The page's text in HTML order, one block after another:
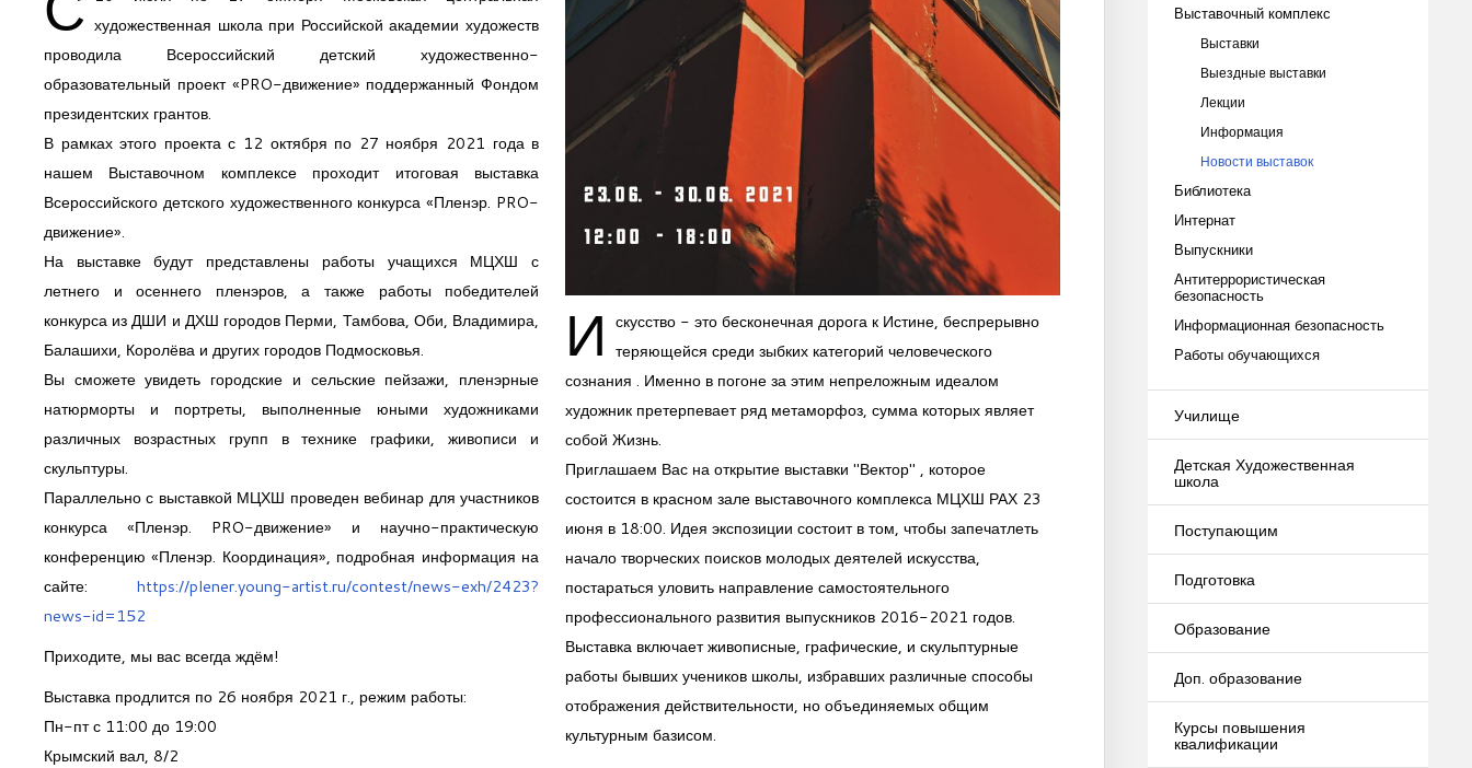
художественная школа при Российской академии художеств
проводила Всероссийский детский художественно-
образовательный проект «PRO-движение» поддержанный Фондом
президентских грантов.
В рамках этого проекта с 12 октября по 27 ноября 2021 года в
нашем Выставочном комплексе проходит итоговая выставка
Всероссийского детского художественного конкурса «Пленэр. PRO-
движение».
На выставке будут представлены работы учащихся МЦХШ с
летнего и осеннего пленэров, а также работы победителей
конкурса из ДШИ и ДХШ городов Перми, Тамбова, Оби, Владимира,
Балашихи, Королёва и других городов Подмосковья.
Вы сможете увидеть городские и сельские пейзажи, пленэрные
натюрморты и портреты, выполненные юными художниками
различных возрастных групп в технике графики, живописи и
скульптуры.
Параллельно с выставкой МЦХШ проведен вебинар для участников
конкурса «Пленэр. PRO-движение» и научно-практическую
конференцию «Пленэр. Координация», подробная информация на
сайте:https://plener.young-artist.ru/contest/news-exh/2423?
news-id=152
Приходите, мы вас всегда ждём!
Выставка продлится по 26 ноября 2021 г., режим работы:
Пн-пт с 11:00 до 19:00
Крымский вал, 8/2
И скусство - это бесконечная дорога к Истине, беспрерывно
теряющейся среди зыбких категорий человеческого
сознания . Именно в погоне за этим непреложным идеалом
художник претерпевает ряд метаморфоз, сумма которых являет
собой Жизнь.
Приглашаем Вас на открытие выставки "Вектор" , которое
состоится в красном зале выставочного комплекса МЦХШ РАХ 23
июня в 18:00. Идея экспозиции состоит в том, чтобы запечатлеть
начало творческих поисков молодых деятелей искусства,
постараться уловить направление самостоятельного
профессионального развития выпускников 2016-2021 годов.
Выставка включает живописные, графические, и скульптурные
работы бывших учеников школы, избравших различные способы
отображения действительности, но объединяемых общим
культурным базисом.
Выставочный комплекс
Выставки
Выездные выставки
Лекции
Информация
Новости выставок
Библиотека
Интернат
Выпускники
Антитеррористическая
безопасность
Информационная безопасность
Работы обучающихся
Училище
Детская Художественная
школа
Поступающим
Подготовка
Образование
Доп. образование
Курсы повышения
квалификации